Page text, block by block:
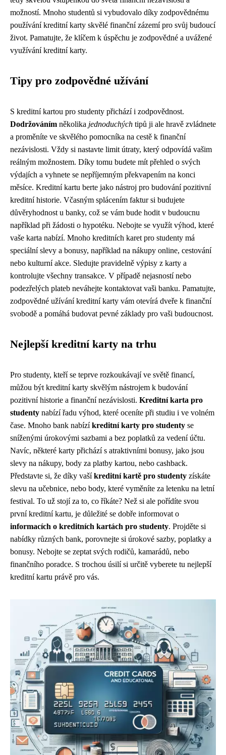
možností. Mnoho studentů si vybudovalo díky zodpovědnému
používání kreditní karty skvělé finanční zázemí pro svůj budoucí
život. Pamatujte, že klíčem k úspěchu je zodpovědné a uvážené
využívání kreditní karty.
Tipy pro zodpovědné užívání
S kreditní kartou pro studenty přichází i zodpovědnost.
Dodržováním několika jednoduchých tipů ji ale hravě zvládnete
a proměníte ve skvělého pomocníka na cestě k finanční
nezávislosti. Vždy si nastavte limit útraty, který odpovídá vašim
reálným možnostem. Díky tomu budete mít přehled o svých
výdajích a vyhnete se nepříjemným překvapením na konci
měsíce. Kreditní kartu berte jako nástroj pro budování pozitivní
kreditní historie. Včasným splácením faktur si budujete
důvěryhodnost u banky, což se vám bude hodit v budoucnu
například při žádosti o hypotéku. Nebojte se využít výhod, které
vaše karta nabízí. Mnoho kreditních karet pro studenty má
speciální slevy a bonusy, například na nákupy online, cestování
nebo kulturní akce. Sledujte pravidelně výpisy z karty a
kontrolujte všechny transakce. V případě nejasností nebo
podezřelých plateb neváhejte kontaktovat vaši banku. Pamatujte,
zodpovědné užívání kreditní karty vám otevírá dveře k finanční
svobodě a pomáhá budovat pevné základy pro vaši budoucnost.
Nejlepší kreditní karty na trhu
Pro studenty, kteří se teprve rozkoukávají ve světě financí,
můžou být kreditní karty skvělým nástrojem k budování
pozitivní historie a finanční nezávislosti. Kreditní karta pro
studenty nabízí řadu výhod, které oceníte při studiu i ve volném
čase. Mnoho bank nabízíkreditní karty pro studenty se
sníženými úrokovými sazbami a bez poplatků za vedení účtu.
Navíc, některé karty přichází s atraktivními bonusy, jako jsou
slevy na nákupy, body za platby kartou, nebo cashback.
Představte si, že díky vašíkreditní kartě pro studenty získáte
slevu na učebnice, nebo body, které vyměníte za letenku na letní
festival. To už stojí za to, co říkáte? Než si ale pořídíte svou
první kreditní kartu, je důležité se dobře informovat o
informacích o kreditních kartách pro studenty. Projděte si
nabídky různých bank, porovnejte si úrokové sazby, poplatky a
bonusy. Nebojte se zeptat svých rodičů, kamarádů, nebo
finančního poradce. S trochou úsilí si určitě vyberete tu nejlepší
kreditní kartu právě pro vás.